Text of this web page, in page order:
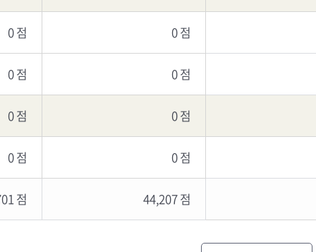
0 점 0 점
0 점 0 점
0 점 0 점
0 점 0 점
점 44,207 점